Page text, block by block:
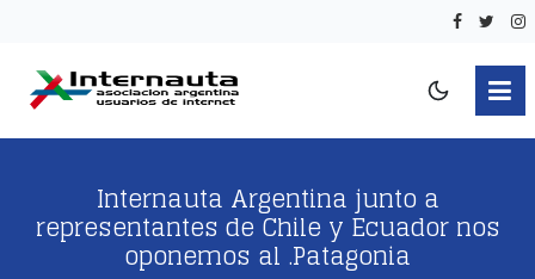
Internauta Argentina junto a
representantes de Chile y Ecuador nos
oponemos al .Patagonia